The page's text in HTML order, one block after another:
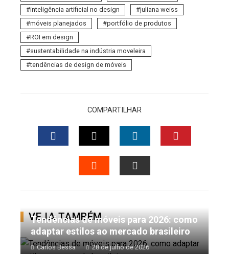
inteligência artificial no design
juliana weiss
móveis planejados
portfólio de produtos
ROI em design
sustentabilidade na indústria moveleira
tendências de design de móveis
COMPARTILHAR
FACEBOOKTWITTERLINKEDIN
VEJA TAMBÉM
Tendências de móveis para 2026: como
adaptar estilos ao mercado brasileiro
Carlos Bessa 28 de julho de 2026